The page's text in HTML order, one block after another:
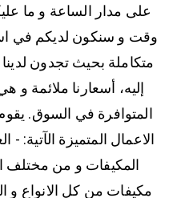
على مدار الساعة و ما
وقت و سنكون لديكم في
متكاملة بحيث تجدون
إليه، أسعارنا ملائمة و
المتوافرة في السوق.
الاعمال المتميزة الآتية:
المكيفات و من مختلف
مكيفات من كل الانواع و